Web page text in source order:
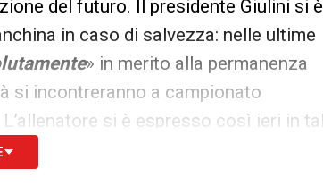
del futuro. Il presidente Giulini si è
in caso di salvezza: nelle ultime
» in merito alla permanenza
si incontreranno a campionato
si è espresso così ieri in tal
il mio percorso.